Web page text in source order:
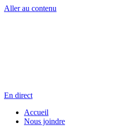
Aller au contenu
En direct
Accueil
Nous joindre